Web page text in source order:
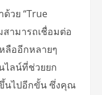
วย “True
สามารถเชื่อมต่อ
ลืออีกหลายๆ
ไลน์ที่ช่วยยก
นไปอีกขั้น ซึ่งคุณ